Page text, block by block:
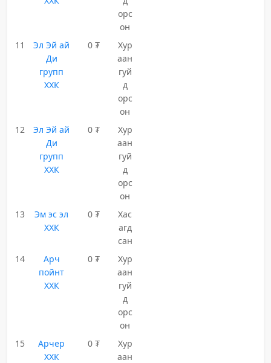
орс
он
11
Эл Эй ай
Ди
групп
ХХК
0 ₮
Хур
аан
гуй
д
орс
он
12
Эл Эй ай
Ди
групп
ХХК
0 ₮
Хур
аан
гуй
д
орс
он
13
Эм эс эл
ХХК
0 ₮
Хас
агд
сан
14
Арч
пойнт
ХХК
0 ₮
Хур
аан
гуй
д
орс
он
15
Арчер
ХХК
0 ₮
Хур
аан